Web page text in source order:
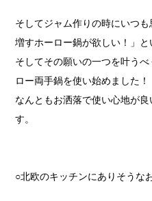
そしてジャム作りの時にいつ
増すホーロー鍋が欲しい！」と
そしてその願いの一つを叶う
ロー両手鍋を使い始めました！
なんともお洒落で使い心地が
す。
○北欧のキッチンにありそうな